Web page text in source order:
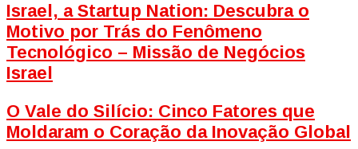
Israel, a Startup Nation: Descubra o
Motivo por Trás do Fenômeno
Tecnológico – Missão de Negócios
Israel
O Vale do Silício: Cinco Fatores que
Moldaram o Coração da Inovação Global